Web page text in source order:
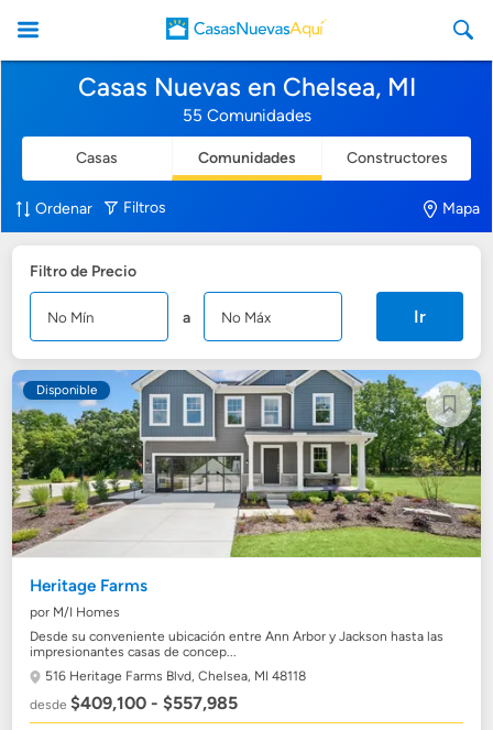
Casas Nuevas en Chelsea, MI
55 Comunidades
Casas Comunidades Constructores
Ordenar Filtros Mapa
Filtro de Precio
a Ir
Disponible
Heritage Farms
por M/I Homes
Desde su conveniente ubicación entre Ann Arbor y Jackson hasta las
impresionantes casas de concep...
516 Heritage Farms Blvd,Chelsea, MI 48118
desde$409,100 - $557,985